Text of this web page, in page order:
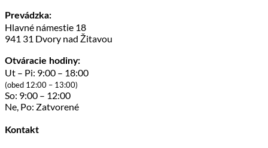
Prevádzka:
Hlavné námestie 18
941 31 Dvory nad Žitavou
Otváracie hodiny:
Ut – Pi: 9:00 – 18:00
(obed 12:00 – 13:00)
So: 9:00 – 12:00
Ne, Po: Zatvorené
Kontakt